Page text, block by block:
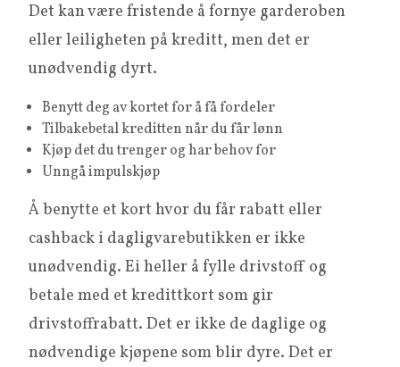
Det kan være fristende å fornye garderoben
eller leiligheten på kreditt, men det er
unødvendig dyrt.
Benytt deg av kortet for å få fordeler
Tilbakebetal kreditten når du får lønn
Kjøp det du trenger og har behov for
Unngå impulskjøp
Å benytte et kort hvor du får rabatt eller
cashback i dagligvarebutikken er ikke
unødvendig. Ei heller å fylle drivstoff og
betale med et kredittkort som gir
drivstoffrabatt. Det er ikke de daglige og
nødvendige kjøpene som blir dyre. Det er